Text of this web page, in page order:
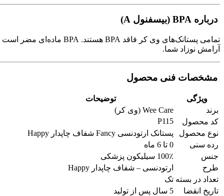
درباره BPA (بیسفنول A)
آرامش نوزاد شما.
مشخصات فنی محصول
ویژگی
توضیحات
برند
Wee Care (وی کر)
کد محصول
P115
نوع محصول
پستانک ارتودنسی Fancy شفاف چاپدار Happy
رده سنی
0 تا 6 ماه
جنس
100٪ سیلیکون پزشکی
طرح
ارتودنسی – شفاف چاپدار Happy
تعداد در بسته تک
تاریخ انقضا
5 سال پس از تولید